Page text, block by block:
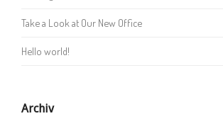
Take a Look at Our New Office
Hello world!
Archiv